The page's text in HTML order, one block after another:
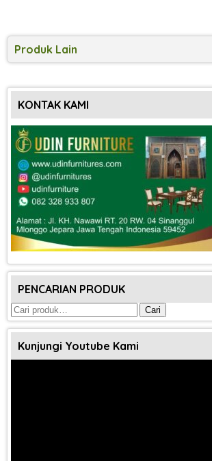
Produk Lain
KONTAK KAMI
PENCARIAN PRODUK
Pencarian
untuk:
Cari
Kunjungi Youtube Kami